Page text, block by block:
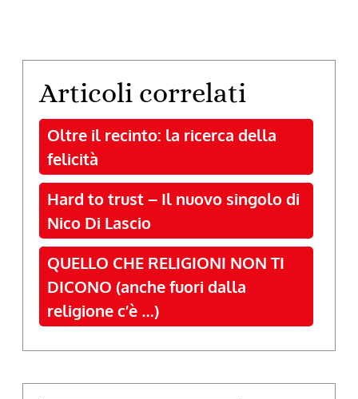
Articoli correlati
Oltre il recinto: la ricerca della
felicità
Hard to trust – Il nuovo singolo di
Nico Di Lascio
QUELLO CHE RELIGIONI NON TI
DICONO (anche fuori dalla
religione c’è …)